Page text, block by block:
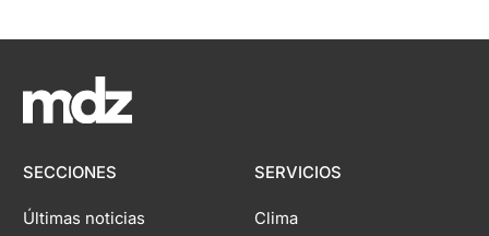
SECCIONES
Últimas noticias
SERVICIOS
Clima